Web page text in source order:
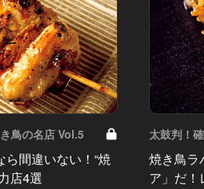
鳥の名店 Vol.5
ら間違いない！“焼
店4選
太鼓判！
焼き鳥ラ
ア」だ